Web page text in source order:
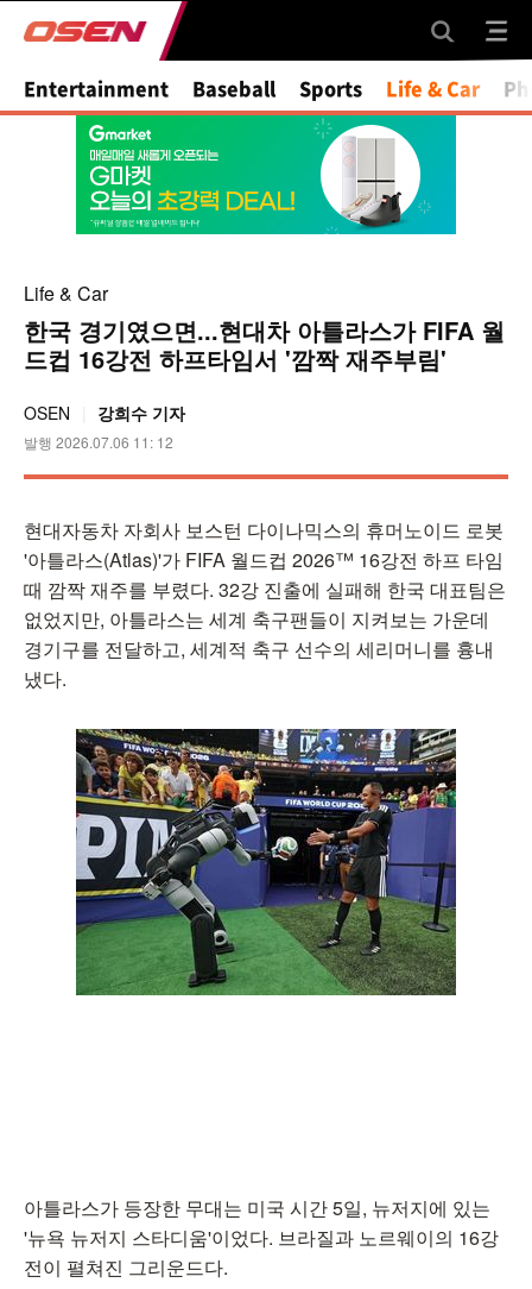
Entertainment Baseball Sports Life & Car
Life & Car
한국 경기였으면...현대차 아틀라스가 FIFA 월
드컵 16강전 하프타임서 '깜짝 재주부림'
OSEN 강희수 기자
발행 2026.07.06 11: 12
현대자동차 자회사 보스턴 다이나믹스의 휴머노이드 로봇
'아틀라스(Atlas)'가 FIFA 월드컵 2026™ 16강전 하프 타임
때 깜짝 재주를 부렸다. 32강 진출에 실패해 한국 대표팀은
없었지만, 아틀라스는 세계 축구팬들이 지켜보는 가운데
경기구를 전달하고, 세계적 축구 선수의 세리머니를 흉내
냈다.
아틀라스가 등장한 무대는 미국 시간 5일, 뉴저지에 있는
'뉴욕 뉴저지 스타디움'이었다. 브라질과 노르웨이의 16강
전이 펼쳐진 그리운드다.